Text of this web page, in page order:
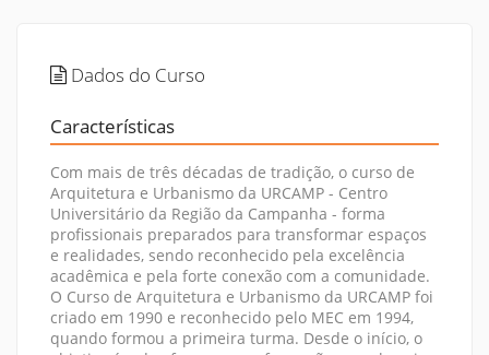
Dados do Curso
Características
Com mais de três décadas de tradição, o curso de
Arquitetura e Urbanismo da URCAMP - Centro
Universitário da Região da Campanha - forma
profissionais preparados para transformar espaços
e realidades, sendo reconhecido pela excelência
acadêmica e pela forte conexão com a comunidade.
O Curso de Arquitetura e Urbanismo da URCAMP foi
criado em 1990 e reconhecido pelo MEC em 1994,
quando formou a primeira turma. Desde o início, o